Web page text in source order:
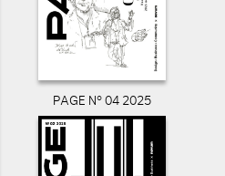
PAGE N° 04 2025